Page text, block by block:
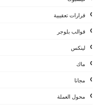
قرارات تعقيبية
قوالب بلوجر
لينكس
ماك
مجانا
محول العملة